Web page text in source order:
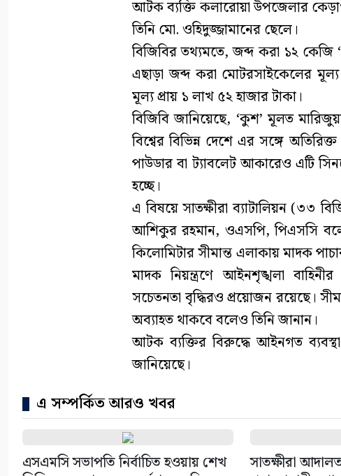
আটক ব্যক্তি কলারোয়া উপজেলার
তিনি মো. ওহিদুজ্জামানের ছেলে।
বিজিবির তথ্যমতে, জব্দ করা ১২
এছাড়া জব্দ করা মোটরসাইকেলের
মূল্য প্রায় ১ লাখ ৫২ হাজার টাকা।
বিজিবি জানিয়েছে, ‘কুশ’ মূলত
বিশ্বের বিভিন্ন দেশে এর সঙ্গে
পাউডার বা ট্যাবলেট আকারেও এটি
হচ্ছে।
এ বিষয়ে সাতক্ষীরা ব্যাটালিয়ন (৩৩
আশিকুর রহমান, ওএসপি, পিএসসি
কিলোমিটার সীমান্ত এলাকায় মাদক
মাদক নিয়ন্ত্রণে আইনশৃঙ্খলা
সচেতনতা বৃদ্ধিরও প্রয়োজন রয়েছে।
অব্যাহত থাকবে বলেও তিনি জানান।
আটক ব্যক্তির বিরুদ্ধে আইনগত ব্যবস্থা
জানিয়েছে।
এ সম্পর্কিত আরও খবর
এসএমসি সভাপতি নির্বাচিত হওয়ায় শেখ
সাতক্ষীরা